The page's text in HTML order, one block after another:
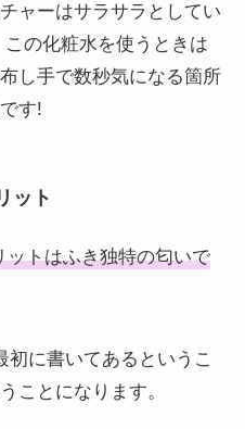
ャーはサラサラとしてい
の化粧水を使うときは
し手で数秒気になる箇所
す!
ット
トはふき独特の匂いで
初に書いてあるというこ
ことになります。